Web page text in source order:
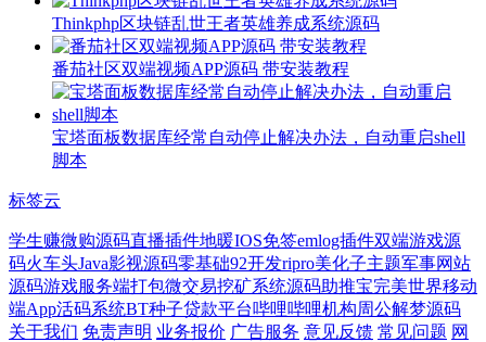
Thinkphp区块链乱世王者英雄养成系统源码
番茄社区双端视频APP源码 带安装教程
宝塔面板数据库经常自动停止解决办法，自动重启shell
脚本
标签云
学生赚微购源码直播插件地暖IOS免签emlog插件双端游戏源
码火车头Java影视源码零基础92开发ripro美化子主题军事网站
源码游戏服务端打包微交易挖矿系统源码助推宝完美世界移动
端App活码系统BT种子贷款平台哔哩哔哩机构周公解梦源码
关于我们 免责声明 业务报价 广告服务 意见反馈 常见问题 网